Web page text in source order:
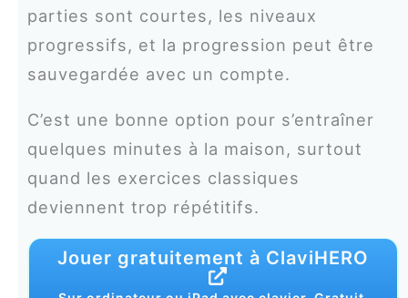
parties sont courtes, les niveaux
progressifs, et la progression peut être
sauvegardée avec un compte.
C’est une bonne option pour s’entraîner
quelques minutes à la maison, surtout
quand les exercices classiques
deviennent trop répétitifs.
Jouer gratuitement à ClaviHERO